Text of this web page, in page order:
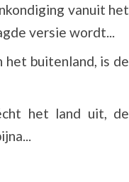
vanuit het
versie wordt...
het buitenland, is de
het land uit, de